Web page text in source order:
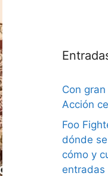
Con
Acción
Foo
dónde
cómo y
entradas